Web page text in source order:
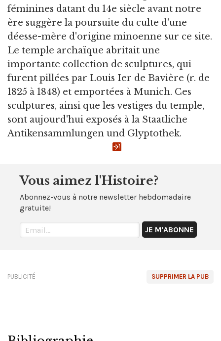
féminines datant du 14e siècle avant notre
ère suggère la poursuite du culte d'une
déesse-mère d'origine minoenne sur ce site.
Le temple archaïque abritait une
importante collection de sculptures, qui
furent pillées par Louis Ier de Bavière (r. de
1825 à 1848) et emportées à Munich. Ces
sculptures, ainsi que les vestiges du temple,
sont aujourd'hui exposés à la Staatliche
Antikensammlungen und Glyptothek.
Vous aimez l'Histoire?
Abonnez-vous à notre newsletter hebdomadaire
gratuite!
SUPPRIMER LA PUB
PUBLICITÉ